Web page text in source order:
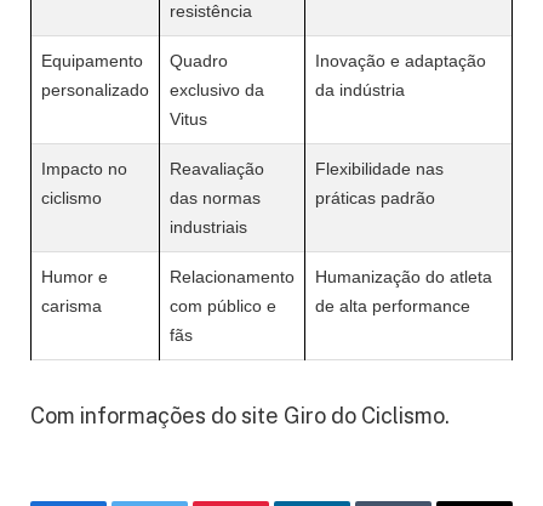
resistência
Equipamento
personalizado
Quadro
exclusivo da
Vitus
Inovação e adaptação
da indústria
Impacto no
ciclismo
Reavaliação
das normas
industriais
Flexibilidade nas
práticas padrão
Humor e
carisma
Relacionamento
com público e
fãs
Humanização do atleta
de alta performance
Com informações do site Giro do Ciclismo.